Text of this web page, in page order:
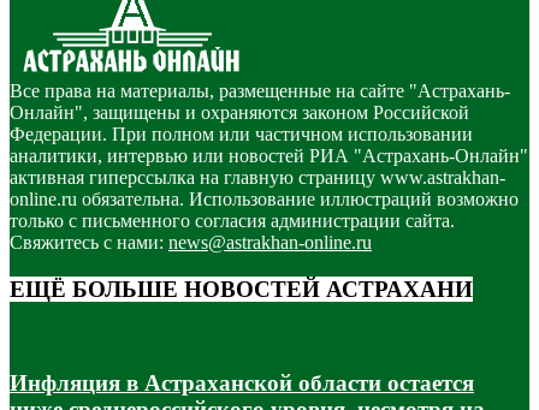
Все права на материалы, размещенные на сайте "Астрахань-
Онлайн", защищены и охраняются законом Российской
Федерации. При полном или частичном использовании
аналитики, интервью или новостей РИА "Астрахань-Онлайн"
активная гиперссылка на главную страницу www.astrakhan-
online.ru обязательна. Использование иллюстраций возможно
только с письменного согласия администрации сайта.
Свяжитесь с нами: news@astrakhan-online.ru
ЕЩЁ БОЛЬШЕ НОВОСТЕЙ АСТРАХАНИ
Инфляция в Астраханской области остается